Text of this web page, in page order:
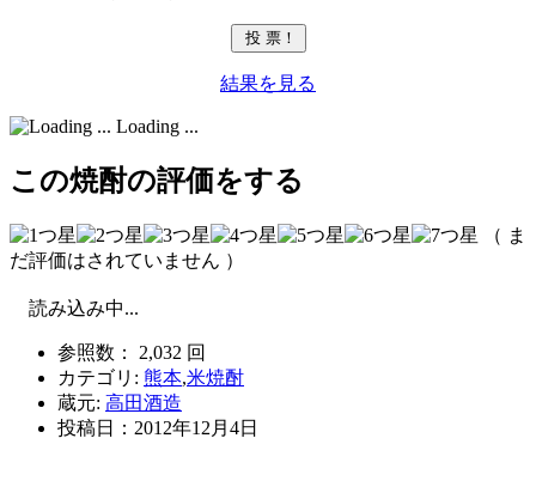
結果を見る
Loading ...
この焼酎の評価をする
（ ま
だ評価はされていません ）
読み込み中...
参照数： 2,032 回
カテゴリ: 熊本,米焼酎
蔵元: 高田酒造
投稿日： 2012年12月4日